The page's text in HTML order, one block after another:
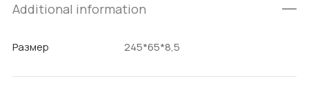
Additional information
Размер 245*65*8,5